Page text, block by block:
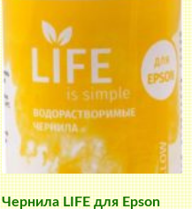
Чернила LIFE для Epson